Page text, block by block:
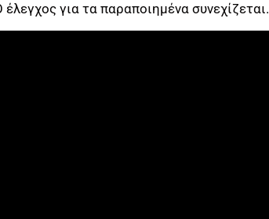
έλεγχος για τα παραποιημένα συνεχίζεται.